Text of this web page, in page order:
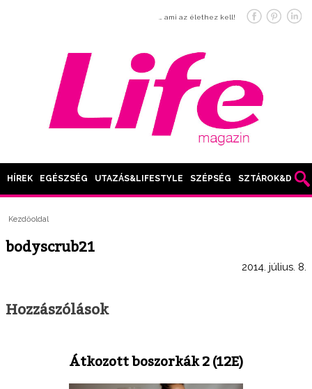
… ami az élethez kell!
HÍREK EGÉSZSÉG UTAZÁS&LIFESTYLE SZÉPSÉG SZTÁROK&DIVAT
Kezdőoldal
bodyscrub21
2014. július. 8.
Hozzászólások
Átkozott boszorkák 2 (12E)